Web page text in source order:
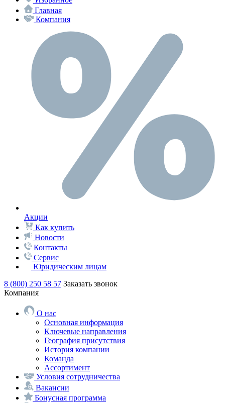
Главная
Компания
Акции
Как купить
Новости
Контакты
Сервис
Юридическим лицам
8 (800) 250 58 57 Заказать звонок
Компания
О нас
Основная информация
Ключевые направления
География присутствия
История компании
Команда
Ассортимент
Условия сотрудничества
Вакансии
Бонусная программа